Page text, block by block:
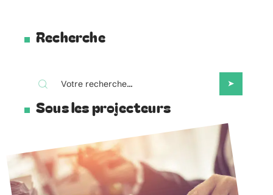
Recherche
Sous les projecteurs